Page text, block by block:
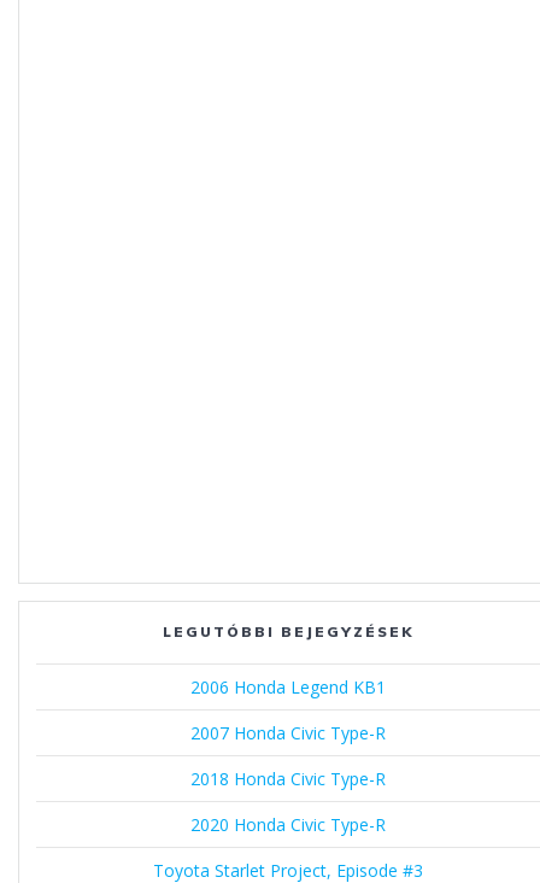
LEGUTÓBBI BEJEGYZÉSEK
2006 Honda Legend KB1
2007 Honda Civic Type-R
2018 Honda Civic Type-R
2020 Honda Civic Type-R
Toyota Starlet Project, Episode #3